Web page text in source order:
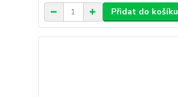
Přidat do košíku